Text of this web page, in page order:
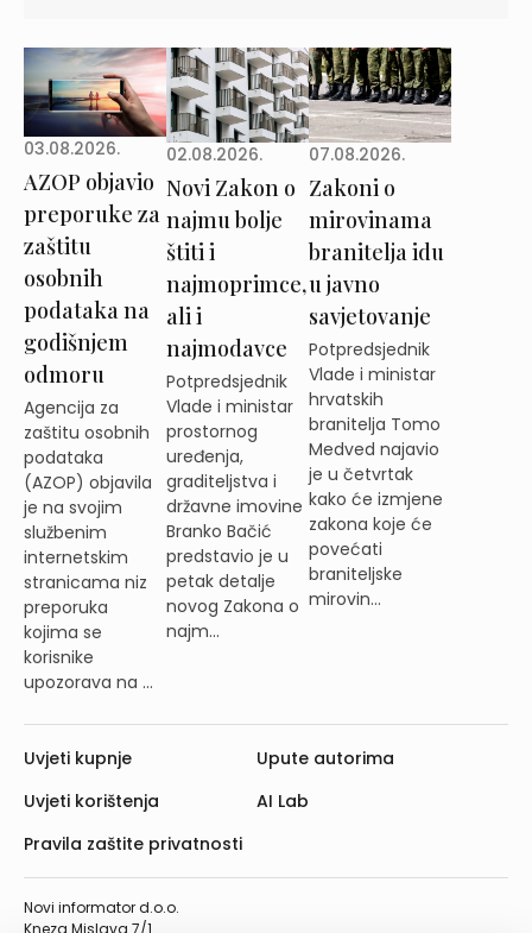
03.08.2026.
AZOP objavio
preporuke za
zaštitu
osobnih
podataka na
godišnjem
odmoru
Agencija za
zaštitu osobnih
podataka
(AZOP) objavila
je na svojim
službenim
internetskim
stranicama niz
preporuka
kojima se
korisnike
upozorava na ...
02.08.2026.
Novi Zakon o
najmu bolje
štiti i
najmoprimce,
ali i
najmodavce
Potpredsjednik
Vlade i ministar
prostornog
uređenja,
graditeljstva i
državne imovine
Branko Bačić
predstavio je u
petak detalje
novog Zakona o
najm...
07.08.2026.
Zakoni o
mirovinama
branitelja idu
u javno
savjetovanje
Potpredsjednik
Vlade i ministar
hrvatskih
branitelja Tomo
Medved najavio
je u četvrtak
kako će izmjene
zakona koje će
povećati
braniteljske
mirovin...
Novi informator d.o.o.
Kneza Mislava 7/1
Uvjeti kupnje
Uvjeti korištenja
Pravila zaštite privatnosti
Upute autorima
AI Lab